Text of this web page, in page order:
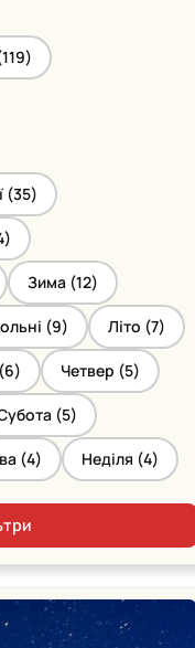
119)
(35)
)
Зима (12)
(9) Літо (7)
6) Четвер (5)
(5)
(4) Неділя (4)